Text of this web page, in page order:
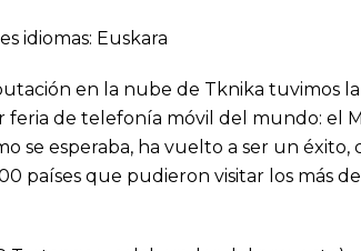
idiomas: Euskara
en la nube de Tknika tuvimos la
feria de telefonía móvil del mundo: el
se esperaba, ha vuelto a ser un éxito,
países que pudieron visitar los más